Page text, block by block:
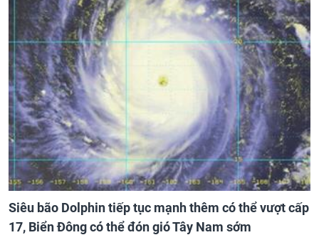
Siêu bão Dolphin tiếp tục mạnh thêm có thể vượt cấp
17, Biển Đông có thể đón gió Tây Nam sớm